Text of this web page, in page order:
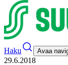
Haku Avaa
29.6.2018